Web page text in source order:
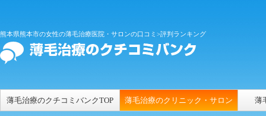
熊本県熊本市の女性の薄毛治療医院・サロンの口コミ>評判ランキング
薄毛治療のクチコミバンクTOP 薄毛治療のクリニック・サロン 薄